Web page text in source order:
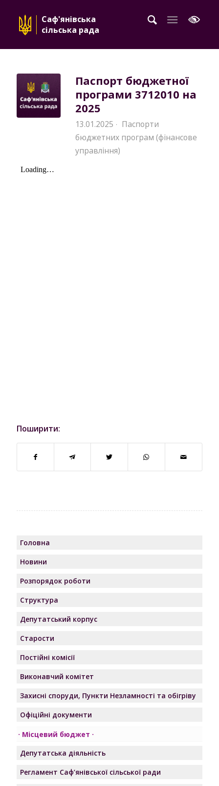
Саф'янівська
сільська рада
Паспорт бюджетної
програми 3712010 на
2025
13.01.2025 · Паспорти
бюджетних програм (фінансове
управління)
Поширити:
Головна
Новини
Розпорядок роботи
Структура
Депутатський корпус
Старости
Постійні комісії
Виконавчий комітет
Захисні споруди, Пункти Незламності та обігріву
Офіційні документи
Місцевий бюджет
Депутатська діяльність
Регламент Саф’янівської сільської ради